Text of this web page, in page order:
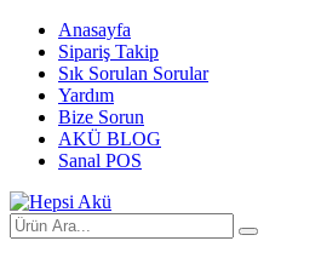
Anasayfa
Sipariş Takip
Sık Sorulan Sorular
Yardım
Bize Sorun
AKÜ BLOG
Sanal POS